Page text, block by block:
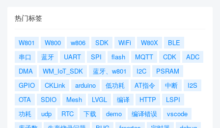
热门标签
W801 W800 w806 SDK WiFi W80X
BLE
串口
蓝牙 UART SPI flash MQTT CDK
ADC
DMA
WM_IoT_SDK 蓝牙、w801 I2C
PSRAM
GPIO
CKLink arduino 低功耗 AT指令 中断
I2S
OTA
SDIO Mesh LVGL 编译 HTTP
LSPI
功耗
udp RTC 下载 demo 编译错误
vscode